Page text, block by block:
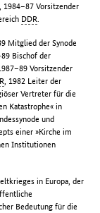
1984–87 Vorsitzender
DDR.
Mitglied der Synode
Bischof der
Vorsitzender
, 1982 Leiter der
Vertreter für die
Katastrophe« in
und
einer »Kirche im
Institutionen
in Europa, der
Bedeutung für die